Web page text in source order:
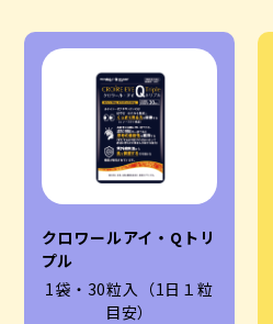
クロワールアイ・Qトリ
プル
1袋・30粒入（1日１粒
目安）